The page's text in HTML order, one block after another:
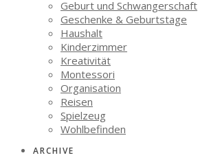
Geburt und Schwangerschaft
Geschenke & Geburtstage
Haushalt
Kinderzimmer
Kreativität
Montessori
Organisation
Reisen
Spielzeug
Wohlbefinden
ARCHIVE